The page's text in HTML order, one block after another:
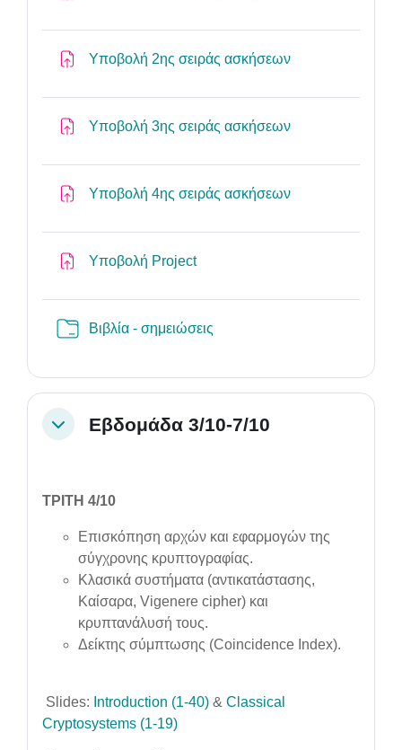
Υποβολή 2ης σειράς ασκήσεωνAssignment
Υποβολή 3ης σειράς ασκήσεωνAssignment
Υποβολή 4ης σειράς ασκήσεωνAssignment
Υποβολή ProjectAssignment
Βιβλία - σημειώσεις
CollapseΕβδομάδα 3/10-7/10
ΤΡΙΤΗ 4/10
Επισκόπηση αρχών και εφαρμογών της
σύγχρονης κρυπτογραφίας.
Κλασικά συστήματα (αντικατάστασης,
Καίσαρα, Vigenere cipher) και
κρυπτανάλυσή τους.
Δείκτης σύμπτωσης (Coincidence Index).
Slides: Introduction (1-40) & Classical
Cryptosystems (1-19)